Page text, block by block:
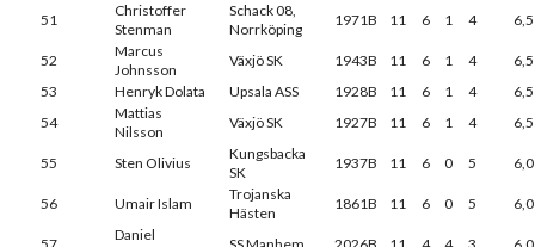
51
Christoffer
Stenman
Schack 08,
Norrköping
1971B 11 6 1 4 6,5
52
Marcus
Johnsson
Växjö SK 1943B 11 6 1 4
6,5
53
Henryk Dolata Upsala ASS 1928B 11 6 1 4
6,5
54
Mattias
Nilsson
Växjö SK 1927B 11 6 1 4 6,5
55 Sten Olivius
Kungsbacka
SK
1937B 11 6 0 5 6,0
56 Umair Islam
Trojanska
Hästen
1861B 11 6 0 5 6,0
Daniel